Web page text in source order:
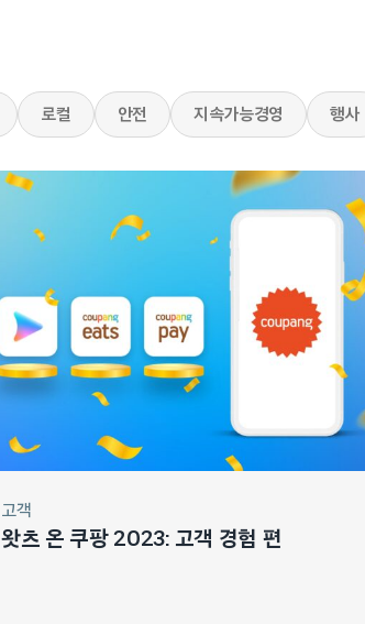
로컬 안전 지속가능경영 행사
고객
왓츠 온 쿠팡 2023: 고객 경험 편